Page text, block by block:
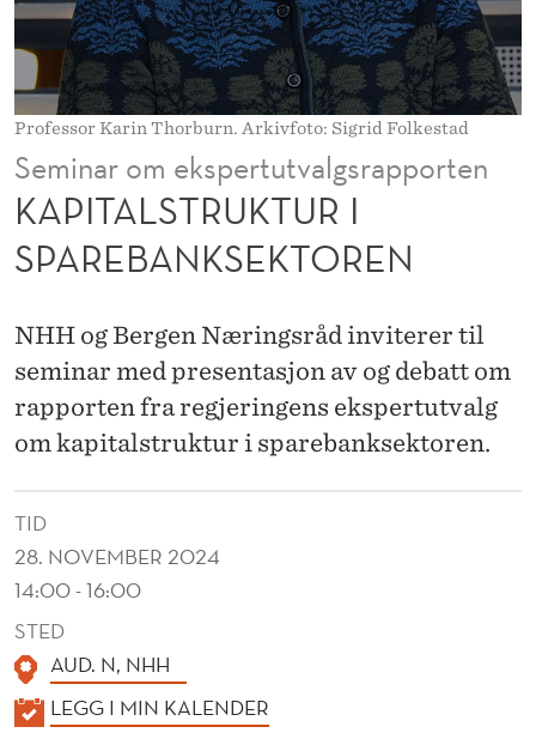
T
U
R
P
A
R
E
B
A
N
K
S
E
K
T
Professor Karin Thorburn. Arkivfoto: Sigrid Folkestad
Seminar om ekspertutvalgsrapporten
KAPITALSTRUKTUR I
SPAREBANKSEKTOREN
NHH og Bergen Næringsråd inviterer til
seminar med presentasjon av og debatt om
rapporten fra regjeringens ekspertutvalg
om kapitalstruktur i sparebanksektoren.
TID
28. NOVEMBER 2024
14:00 - 16:00
STED
AUD. N, NHH
K
LEGG I MIN KALENDER